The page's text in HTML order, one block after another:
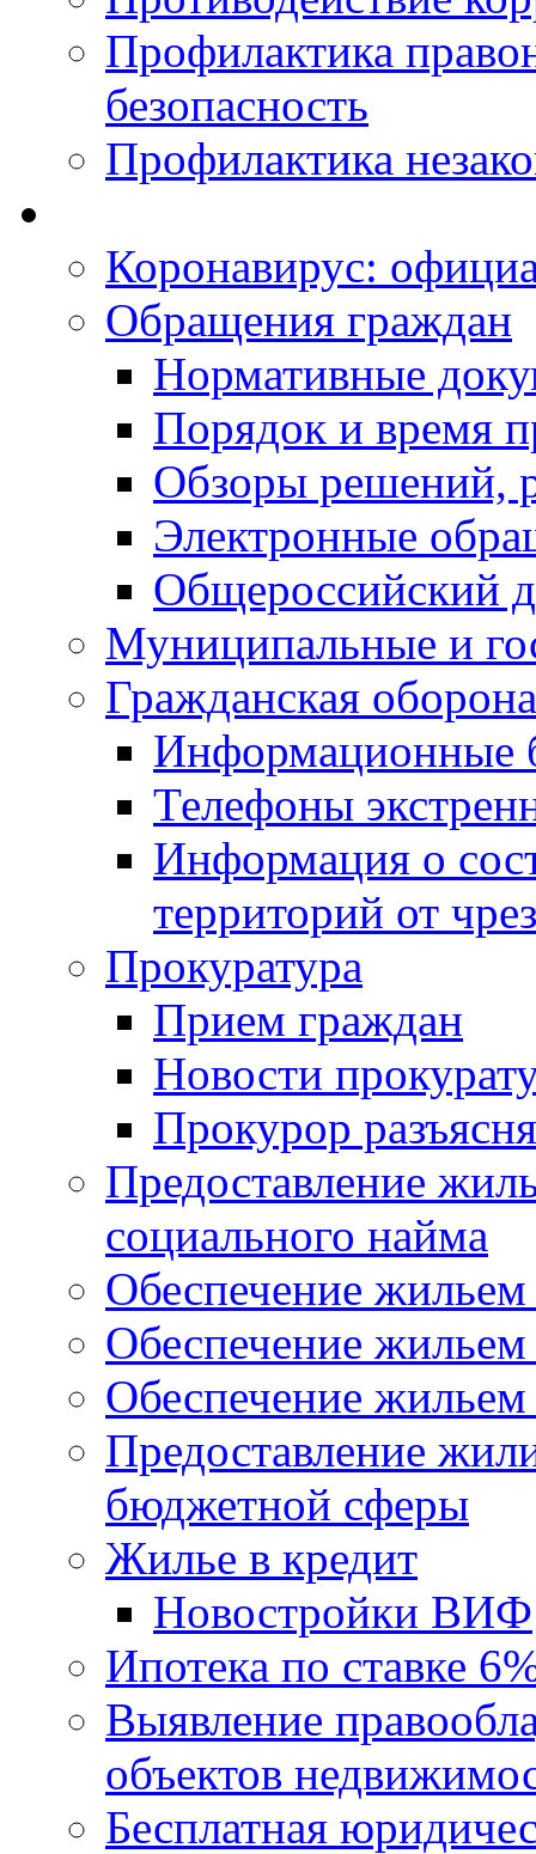
Профилактика
безопасность
Профилактика
Коронавирус:
Обращения граждан
Нормативные
Порядок и время
Обзоры решений,
Электронные
Общероссийский
Муниципальные и
Гражданская
Информационные
Телефоны
Информация о
территорий от
Прокуратура
Прием граждан
Новости
Прокурор
Предоставление
социального найма
Обеспечение
Обеспечение
Обеспечение жильем
Предоставление
бюджетной сферы
Жилье в кредит
Новостройки ВИФ
Ипотека по ставке
Выявление
объектов
Бесплатная